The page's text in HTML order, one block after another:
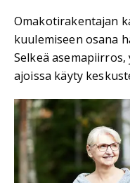
Omakotirakentajan
kuulemiseen osana
Selkeä
ajoissa käyty